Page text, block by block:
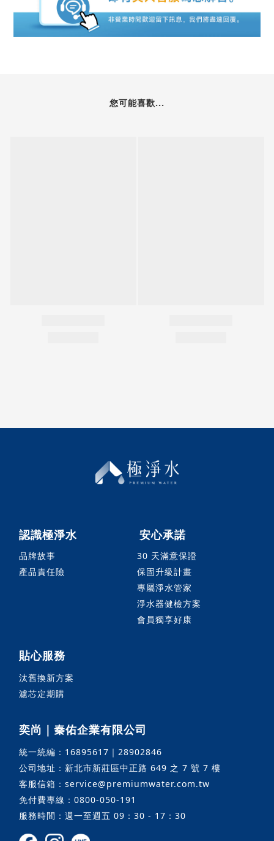
您可能喜歡...
認識極淨水
品牌故事
產品責任險
安心承諾
30 天滿意保證
保固升級計畫
專屬淨水管家
淨水器健檢方案
會員獨享好康
貼心服務
汰舊換新方案
濾芯定期購
奕尚｜秦佑企業有限公司
統一統編：16895617｜28902846
公司地址：新北市新莊區中正路 649 之 7 號 7 樓
客服信箱：service@premiumwater.com.tw
免付費專線：0800-050-191
服務時間：週一至週五 09：30 - 17：30